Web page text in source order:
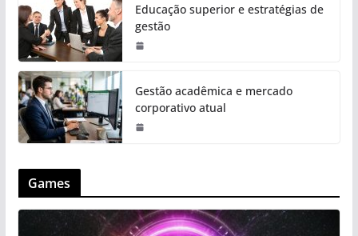
Educação superior e estratégias de
gestão
Gestão acadêmica e mercado
corporativo atual
Games